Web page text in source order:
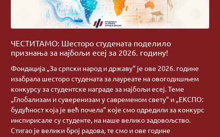
ЧЕСТИТАМО: Шесторо студената поделило
признања за најбољи есеј за 2026. годину!
Фондација „За српски народ и државу“ је ове 2026. године
изабрала шесторо студената за лауреате на овогодишњем
конкурсу за студентске награде за најбољи есеј. Теме
„Глобализам и суверенизам у савременом свету“ и „ЕКСПО:
будућност која је већ почела“ које смо одредили за конкурс
инспирисале су студенте, на наше велико задовољство.
Стигао је велики број радова, те смо и ове године